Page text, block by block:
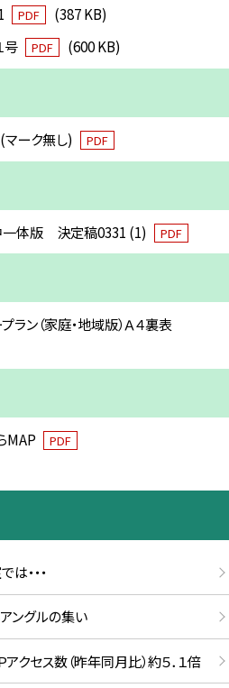
PDF
(387 KB)
号
PDF (600 KB)
マーク無し) PDF
一体版 決定稿0331 (1) PDF
ラン（家庭・地域版）Ａ４裏表
MAP PDF
・・・
ングルの集い
クセス数（昨年同月比）約５．１倍